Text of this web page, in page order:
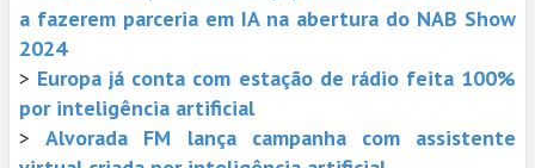
a fazerem parceria em IA na abertura do NAB Show
2024
> Europa já conta com estação de rádio feita 100%
por inteligência artificial
>Alvorada FM lança campanha com assistente